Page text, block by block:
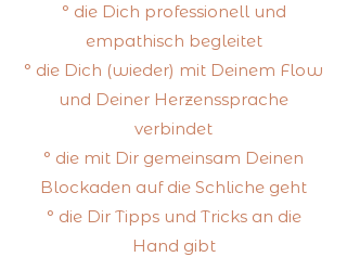
° die Dich professionell und
empathisch begleitet
° die Dich (wieder) mit Deinem Flow
und Deiner Herzenssprache
verbindet
° die mit Dir gemeinsam Deinen
Blockaden auf die Schliche geht
° die Dir Tipps und Tricks an die
Hand gibt